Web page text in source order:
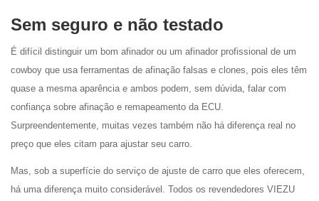
Sem seguro e não testado
É difícil distinguir um bom afinador ou um afinador profissional de um
cowboy que usa ferramentas de afinação falsas e clones, pois eles têm
quase a mesma aparência e ambos podem, sem dúvida, falar com
confiança sobre afinação e remapeamento da ECU.
Surpreendentemente, muitas vezes também não há diferença real no
preço que eles citam para ajustar seu carro.
Mas, sob a superfície do serviço de ajuste de carro que eles oferecem,
há uma diferença muito considerável. Todos os revendedores VIEZU